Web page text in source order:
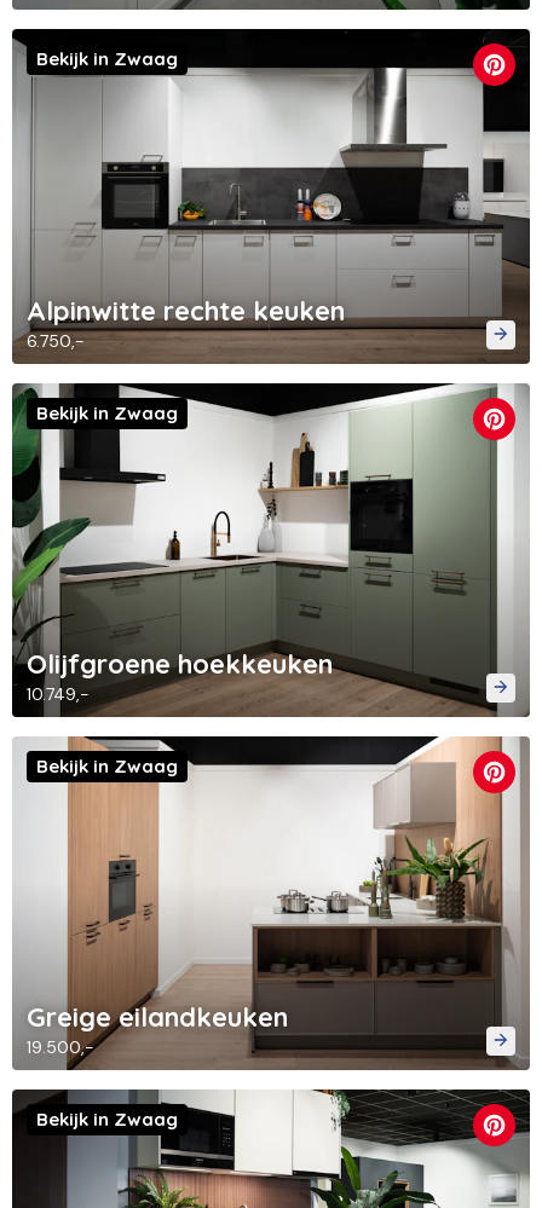
Alpinwitte rechte keuken
6.750,-
Bekijk in Zwaag
Olijfgroene hoekkeuken
10.749,-
Bekijk in Zwaag
Greige eilandkeuken
19.500,-
Bekijk in Zwaag
Bekijk in Zwaag